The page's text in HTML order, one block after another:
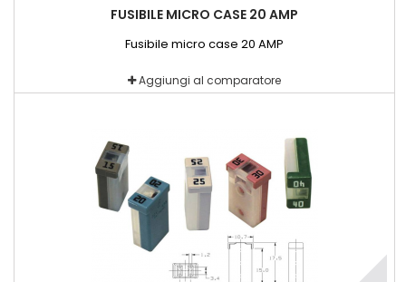
FUSIBILE MICRO CASE 20 AMP
Fusibile micro case 20 AMP
Aggiungi al comparatore